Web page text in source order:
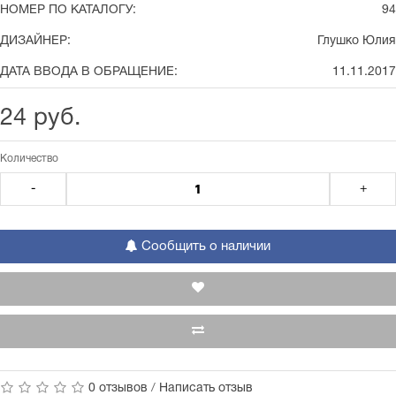
НОМЕР ПО КАТАЛОГУ: 94
ДИЗАЙНЕР: Глушко Юлия
ДАТА ВВОДА В ОБРАЩЕНИЕ: 11.11.2017
24 руб.
Количество
- +
Сообщить о наличии
0 отзывов / Написать отзыв